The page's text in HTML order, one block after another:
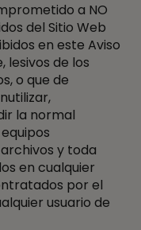
a NO
del Sitio Web
en este Aviso
lesivos de los
o que de
la normal
y toda
en cualquier
por el
usuario de